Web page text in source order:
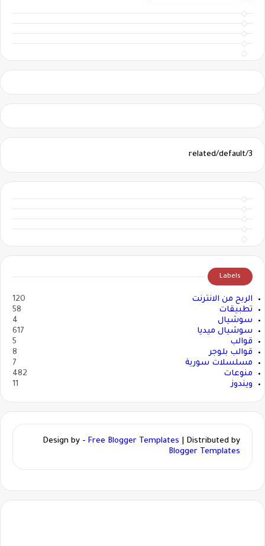
3/related/default
Labels
الربح من الانترنت
120
تطبيقات
58
سوشيال
4
سوشيال ميديا
617
قوالب
5
قوالب بلوجر
8
مسلسلات سورية
7
منوعات
482
ويندوز
11
Design by - Free Blogger Templates | Distributed by
Blogger Templates